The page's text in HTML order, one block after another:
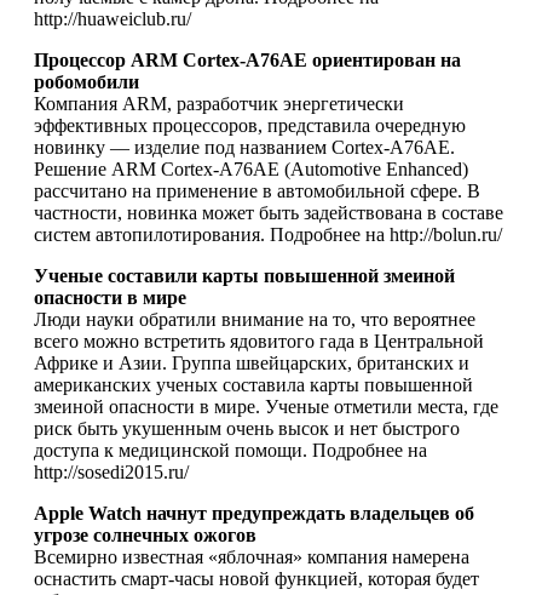
http://huaweiclub.ru/
Процессор ARM Cortex-A76AE ориентирован на
робомобили
Компания ARM, разработчик энергетически
эффективных процессоров, представила очередную
новинку — изделие под названием Cortex-A76AE.
Решение ARM Cortex-A76AE (Automotive Enhanced)
рассчитано на применение в автомобильной сфере. В
частности, новинка может быть задействована в составе
систем автопилотирования. Подробнее на http://bolun.ru/
Ученые составили карты повышенной змеиной
опасности в мире
Люди науки обратили внимание на то, что вероятнее
всего можно встретить ядовитого гада в Центральной
Африке и Азии. Группа швейцарских, британских и
американских ученых составила карты повышенной
змеиной опасности в мире. Ученые отметили места, где
риск быть укушенным очень высок и нет быстрого
доступа к медицинской помощи. Подробнее на
http://sosedi2015.ru/
Apple Watch начнут предупреждать владельцев об
угрозе солнечных ожогов
Всемирно известная «яблочная» компания намерена
оснастить смарт-часы новой функцией, которая будет